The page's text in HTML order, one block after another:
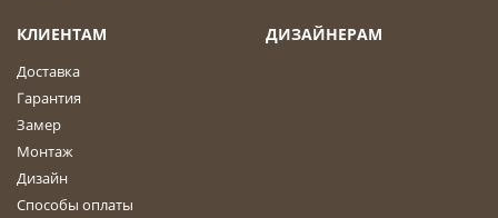
КЛИЕНТАМ
Доставка
Гарантия
Замер
Монтаж
Дизайн
Способы оплаты
ДИЗАЙНЕРАМ